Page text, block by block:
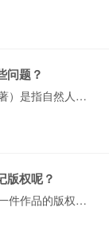
问题？
计算机软件著作权（简称软著）是指自然人、法人或者其他组织对计算机软件作品享有的财产权利和精神权利的总称。为促进我国软件产业发展，增强我国信息产业的创新···
版权呢？
很多人知道，在我们国家，一件作品的版权自作品创作完成之日起便自动产生。而办理版权登记，则要花费几百元的费用。很多人会觉得，既然自动生成版权，为什么还要···